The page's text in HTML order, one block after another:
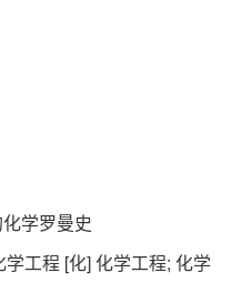
学罗曼史
工程 [化] 化学工程; 化学